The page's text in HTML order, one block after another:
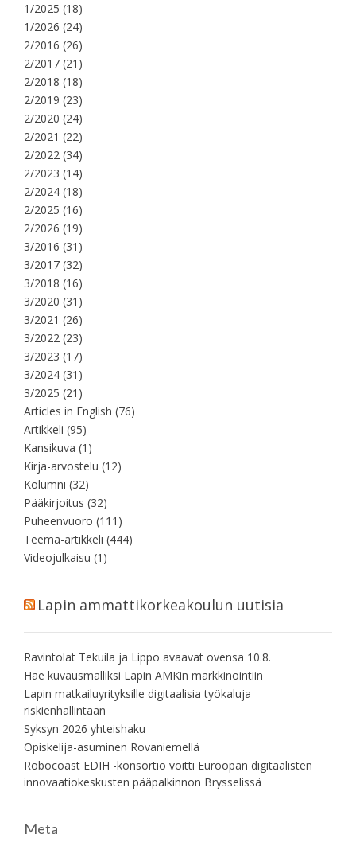
1/2025 (18)
1/2026 (24)
2/2016 (26)
2/2017 (21)
2/2018 (18)
2/2019 (23)
2/2020 (24)
2/2021 (22)
2/2022 (34)
2/2023 (14)
2/2024 (18)
2/2025 (16)
2/2026 (19)
3/2016 (31)
3/2017 (32)
3/2018 (16)
3/2020 (31)
3/2021 (26)
3/2022 (23)
3/2023 (17)
3/2024 (31)
3/2025 (21)
Articles in English (76)
Artikkeli (95)
Kansikuva (1)
Kirja-arvostelu (12)
Kolumni (32)
Pääkirjoitus (32)
Puheenvuoro (111)
Teema-artikkeli (444)
Videojulkaisu (1)
Lapin ammattikorkeakoulun uutisia
Ravintolat Tekuila ja Lippo avaavat ovensa 10.8.
Hae kuvausmalliksi Lapin AMKin markkinointiin
Lapin matkailuyrityksille digitaalisia työkaluja
riskienhallintaan
Syksyn 2026 yhteishaku
Opiskelija-asuminen Rovaniemellä
Robocoast EDIH -konsortio voitti Euroopan digitaalisten
innovaatiokeskusten pääpalkinnon Brysselissä
Meta